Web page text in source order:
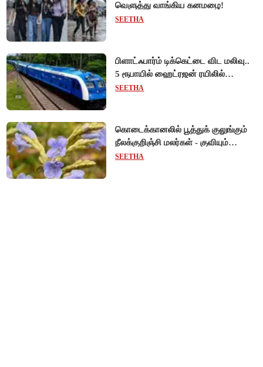
வெளுத்து வாங்கிய கனமழை!
SEETHA
பிளாட்ஃபார்ம் டிக்கெட்டை விட மலிவு..
5 ரூபாயில் ஹைட்ரஜன் ரயிலில்
பயணிக்கலாம்!
SEETHA
கொடைக்கானலில் பூத்துக் குலுங்கும்
நீலக்குறிஞ்சி மலர்கள் - குவியும்
சுற்றுலாப் பயணிகள்!
SEETHA